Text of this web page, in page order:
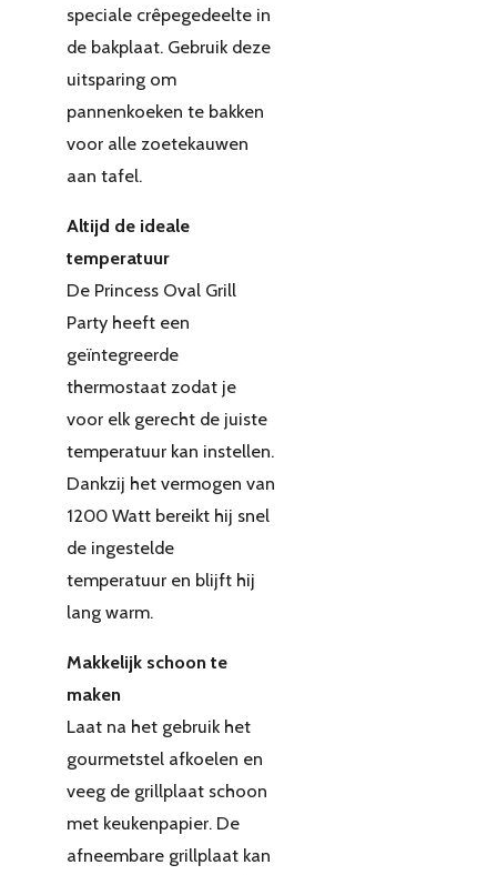
speciale crêpegedeelte in
de bakplaat. Gebruik deze
uitsparing om
pannenkoeken te bakken
voor alle zoetekauwen
aan tafel.
Altijd de ideale
temperatuur
De Princess Oval Grill
Party heeft een
geïntegreerde
thermostaat zodat je
voor elk gerecht de juiste
temperatuur kan instellen.
Dankzij het vermogen van
1200 Watt bereikt hij snel
de ingestelde
temperatuur en blijft hij
lang warm.
Makkelijk schoon te
maken
Laat na het gebruik het
gourmetstel afkoelen en
veeg de grillplaat schoon
met keukenpapier. De
afneembare grillplaat kan